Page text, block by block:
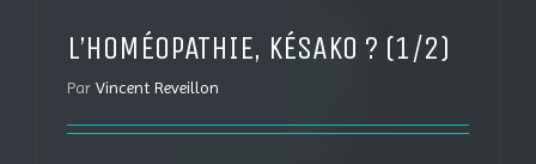
L’HOMÉOPATHIE, KÉSAKO ? (1/2)
Par Vincent Reveillon